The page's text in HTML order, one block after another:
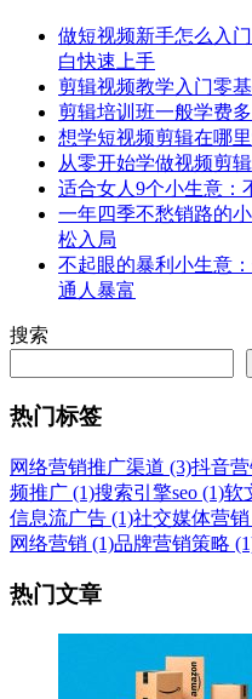
做短视频新手怎么入
白快速上手
剪辑视频教学入门零
剪辑培训班一般学费
想学短视频剪辑在哪
从零开始学做视频剪辑
适合女人9个小生意：
一年四季不愁销路的
松入局
不起眼的暴利小生意
通人暴富
搜索
热门标签
网络营销推广渠道 (3)抖音
频推广 (1)搜索引擎seo (1)软
信息流广告 (1)社交媒体营销
网络营销 (1)品牌营销策略
热门文章